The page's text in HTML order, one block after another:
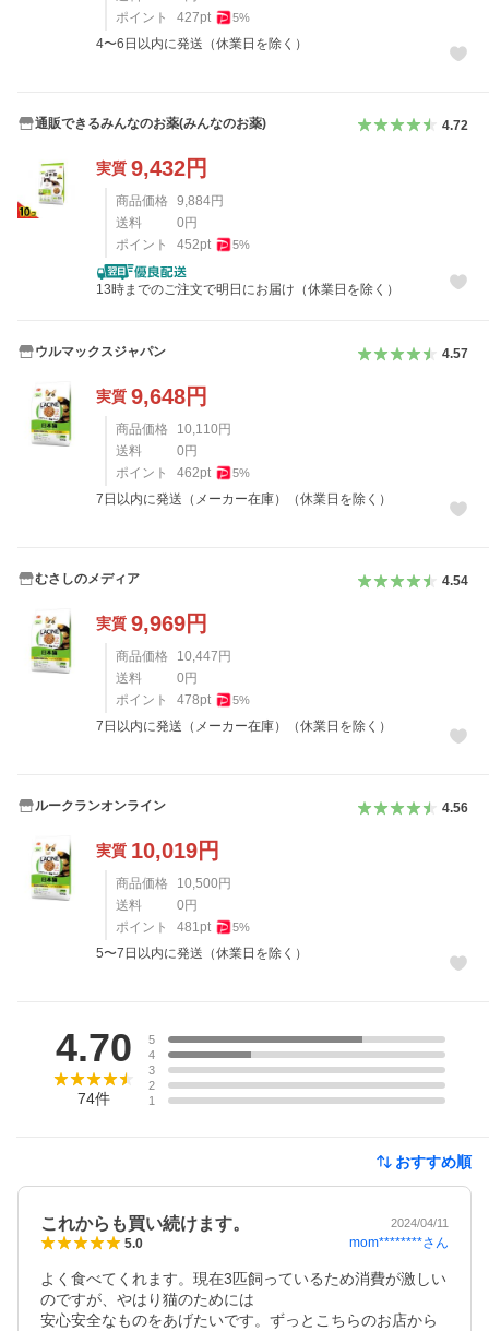
ポイント
427pt 5%
4〜6日以内に発送（休業日を除く）
通販できるみんなのお薬(みんなのお薬) 4.72
実質 9,432円
商品価格 9,884円
送料
0円
ポイント
452pt 5%
13時までのご注文で明日にお届け（休業日を除く）
ウルマックスジャパン 4.57
実質 9,648円
商品価格 10,110 円
送料
0 円
ポイント
462pt 5%
7日以内に発送（メーカー在庫）（休業日を除く）
むさしのメディア 4.54
実質 9,969円
商品価格 10,447 円
送料
0 円
ポイント
478pt 5%
7日以内に発送（メーカー在庫）（休業日を除く）
ルークランオンライン 4.56
実質 10,019円
商品価格 10,500 円
送料
0 円
ポイント
481pt 5%
5〜7日以内に発送（休業日を除く）
4.70
74件
5
4
3
2
1
おすすめ順
これからも買い続けます。 2024/04/11
5.0 mom********さん
よく食べてくれます。現在3匹飼っているため消費が激しい
のですが、やはり猫のためには
安心安全なものをあげたいです。ずっとこちらのお店から